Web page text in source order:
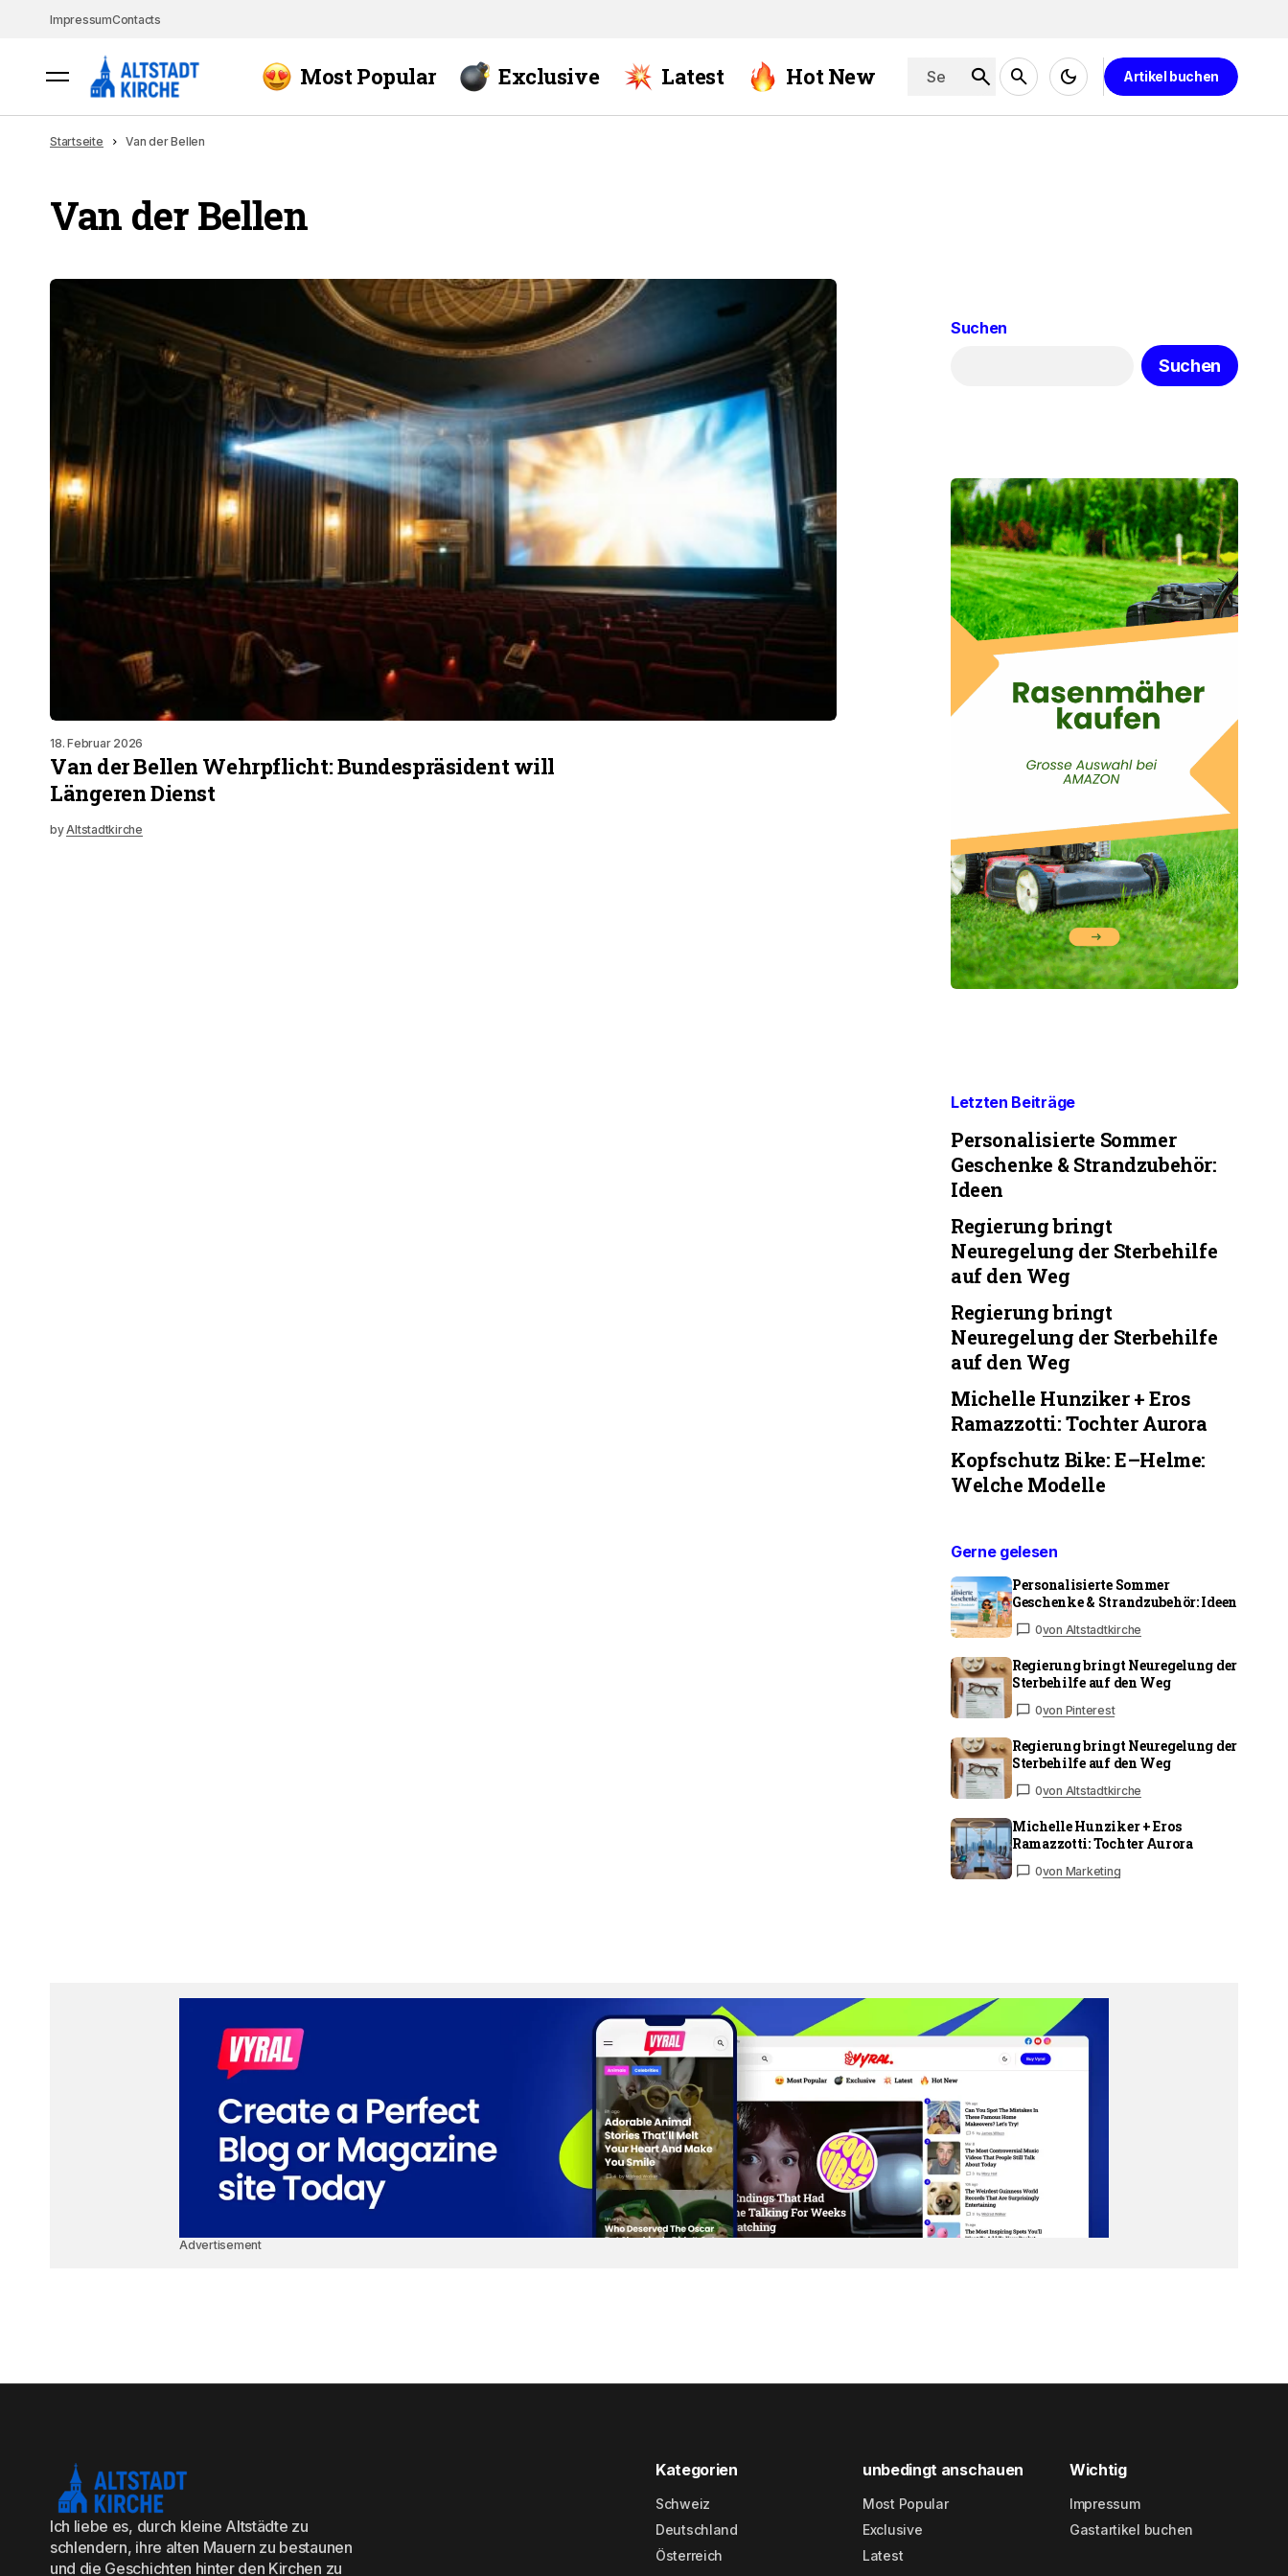
ImpressumContacts
Most Popular Exclusive Latest Hot New Artikel buchen
Startseite Van der Bellen
Van der Bellen
18. Februar 2026
Van der Bellen Wehrpflicht: Bundespräsident will
Längeren Dienst
byAltstadtkirche
Suchen
Suchen
Letzten Beiträge
Personalisierte Sommer
Geschenke & Strandzubehör:
Ideen
Regierung bringt
Neuregelung der Sterbehilfe
auf den Weg
Regierung bringt
Neuregelung der Sterbehilfe
auf den Weg
Michelle Hunziker + Eros
Ramazzotti: Tochter Aurora
Kopfschutz Bike: E–Helme:
Welche Modelle
Gerne gelesen
Personalisierte Sommer
Geschenke & Strandzubehör: Ideen
0von Altstadtkirche
Regierung bringt Neuregelung der
Sterbehilfe auf den Weg
0von Pinterest
Regierung bringt Neuregelung der
Sterbehilfe auf den Weg
0von Altstadtkirche
Michelle Hunziker + Eros
Ramazzotti: Tochter Aurora
0von Marketing
Advertisement
Ich liebe es, durch kleine Altstädte zu
schlendern, ihre alten Mauern zu bestaunen
und die Geschichten hinter den Kirchen zu
Kategorien
Schweiz
Deutschland
Österreich
unbedingt anschauen
Most Popular
Exclusive
Latest
Wichtig
Impressum
Gastartikel buchen